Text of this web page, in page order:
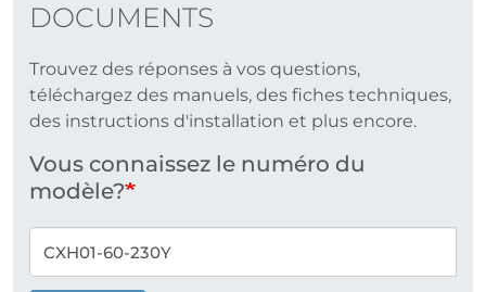
DOCUMENTS
Trouvez des réponses à vos questions,
téléchargez des manuels, des fiches techniques,
des instructions d'installation et plus encore.
Vous connaissez le numéro du
modèle?